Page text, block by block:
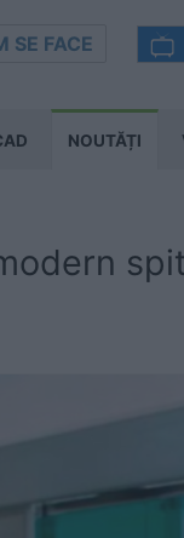
SE FACE
NOUTĂȚI